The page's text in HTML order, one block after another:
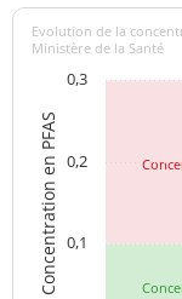
Concentration en PFAS
Evolution de la
Ministère de la Santé
0,1
0,2
0,3